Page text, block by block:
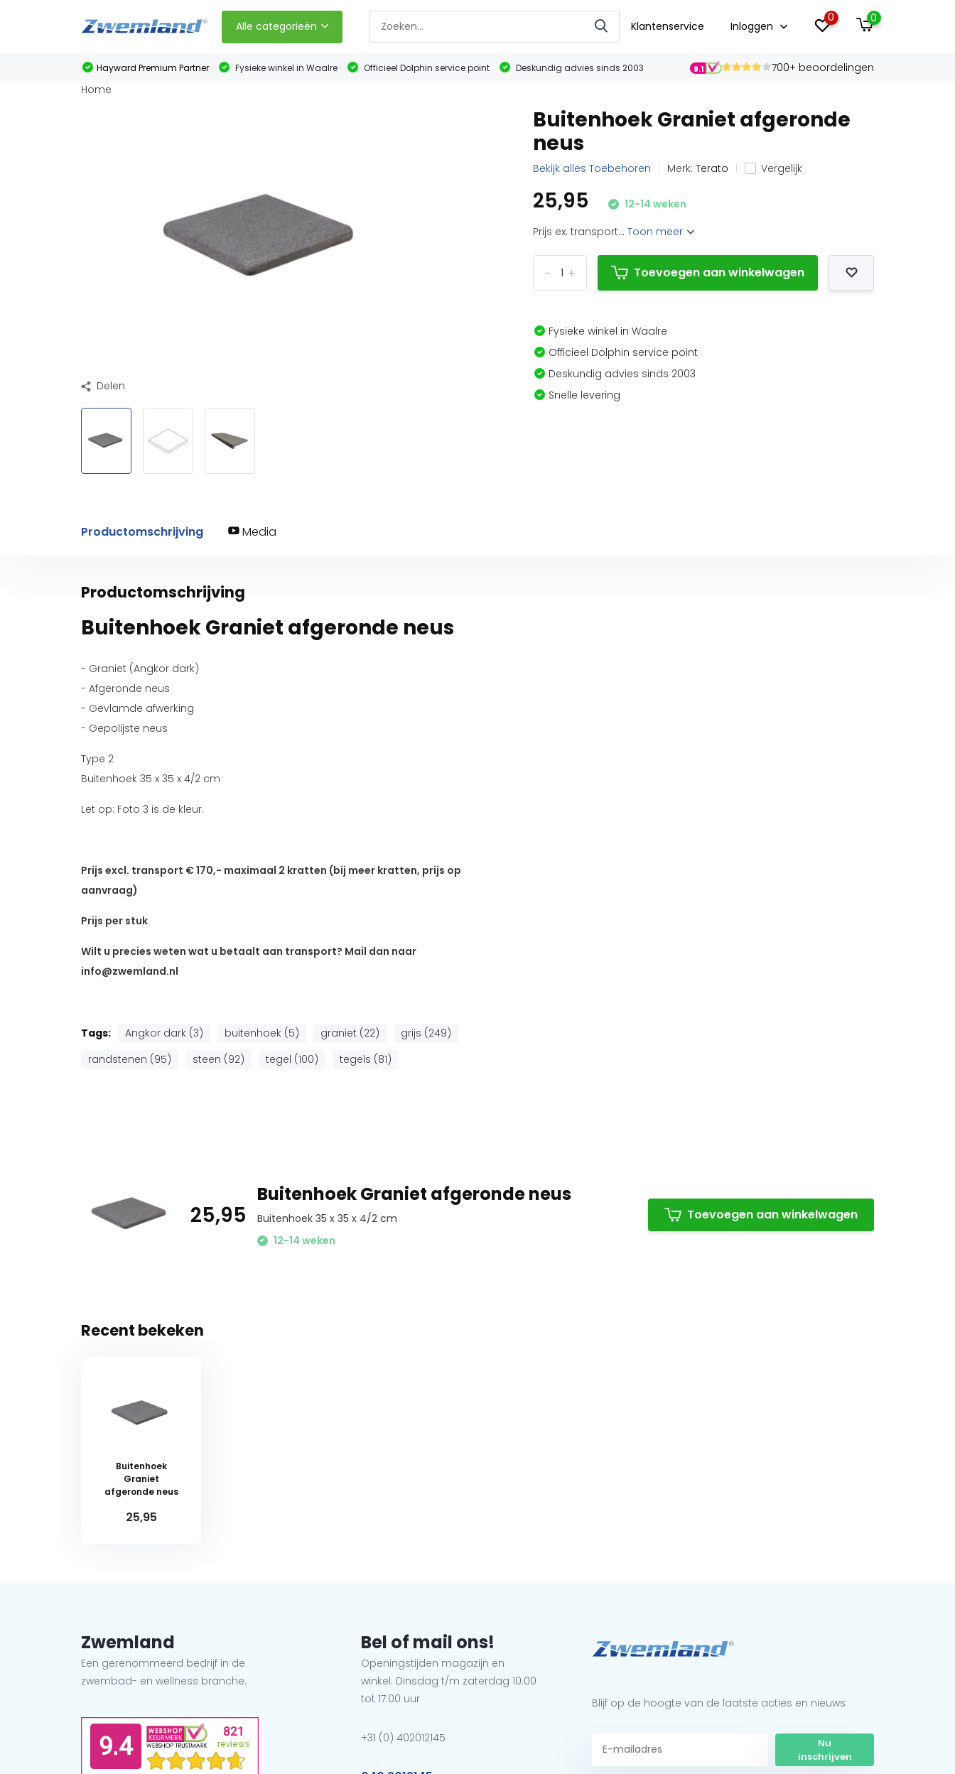
Alle categorieën Klantenservice Inloggen
0 0
Hayward Premium Partner Fysieke winkel in Waalre Officieel Dolphin service point Deskundig advies sinds 2003 9.1
700+ beoordelingen
Home
Delen
Buitenhoek Graniet afgeronde
neus
Bekijk alles Toebehoren Merk:Terato Vergelijk
25,95
12-14 weken
Prijs ex. transport...Toon meer
+
- Toevoegen aan winkelwagen
Fysieke winkel in Waalre
Officieel Dolphin service point
Deskundig advies sinds 2003
Snelle levering
Productomschrijving Media
Productomschrijving
Buitenhoek Graniet afgeronde neus
- Graniet (Angkor dark)
- Afgeronde neus
- Gevlamde afwerking
- Gepolijste neus
Type 2
Buitenhoek 35 x 35 x 4/2 cm
Let op: Foto 3 is de kleur.
Prijs excl. transport € 170,- maximaal 2 kratten (bij meer kratten, prijs op
aanvraag)
Prijs per stuk
Wilt u precies weten wat u betaalt aan transport? Mail dan naar
info@zwemland.nl
Tags: Angkor dark (3) buitenhoek (5) graniet (22)
grijs (249)
randstenen (95)
steen (92) tegel (100) tegels (81)
25,95
Buitenhoek Graniet afgeronde neus
Buitenhoek 35 x 35 x 4/2 cm
12-14 weken
Toevoegen aan winkelwagen
Recent bekeken
Buitenhoek
Graniet
afgeronde neus
25,95
Zwemland
Een gerenommeerd bedrijf in de
zwembad- en wellness branche.
Bel of mail ons!
Openingstijden magazijn en
winkel: Dinsdag t/m zaterdag 10.00
tot 17.00 uur
+31 (0) 402012145
Blijf op de hoogte van de laatste acties en nieuws
Nu
inschrijven